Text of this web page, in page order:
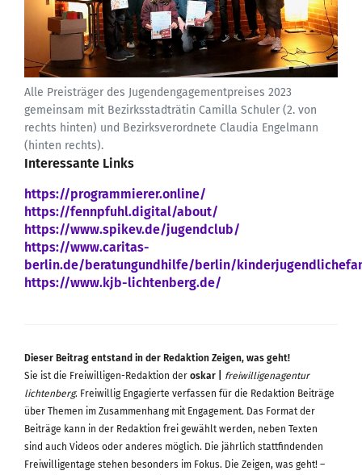
Alle Preisträger des Jugendengagementpreises 2023
gemeinsam mit Bezirksstadträtin Camilla Schuler (2. von
rechts hinten) und Bezirksverordnete Claudia Engelmann
(hinten rechts).
Interessante Links
https://programmierer.online/
https://fennpfuhl.digital/about/
https://www.spikev.de/jugendclub/
https://www.caritas-
berlin.de/beratungundhilfe/berlin/
https://www.kjb-lichtenberg.de/
Dieser Beitrag entstand in der Redaktion Zeigen, was geht!
Sie ist die Freiwilligen-Redaktion der oskar |
freiwilligenagentur
lichtenberg. Freiwillig Engagierte verfassen für die Redaktion Beiträge
über Themen im Zusammenhang mit Engagement. Das Format der
Beiträge kann in der Redaktion frei gewählt werden, neben Texten
sind auch Videos oder anderes möglich. Die jährlich stattfindenden
Freiwilligentage stehen besonders im Fokus. Die Zeigen, was geht! –